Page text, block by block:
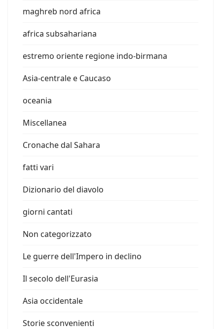
maghreb nord africa
africa subsahariana
estremo oriente regione indo-birmana
Asia-centrale e Caucaso
oceania
Miscellanea
Cronache dal Sahara
fatti vari
Dizionario del diavolo
giorni cantati
Non categorizzato
Le guerre dell'Impero in declino
Il secolo dell'Eurasia
Asia occidentale
Storie sconvenienti